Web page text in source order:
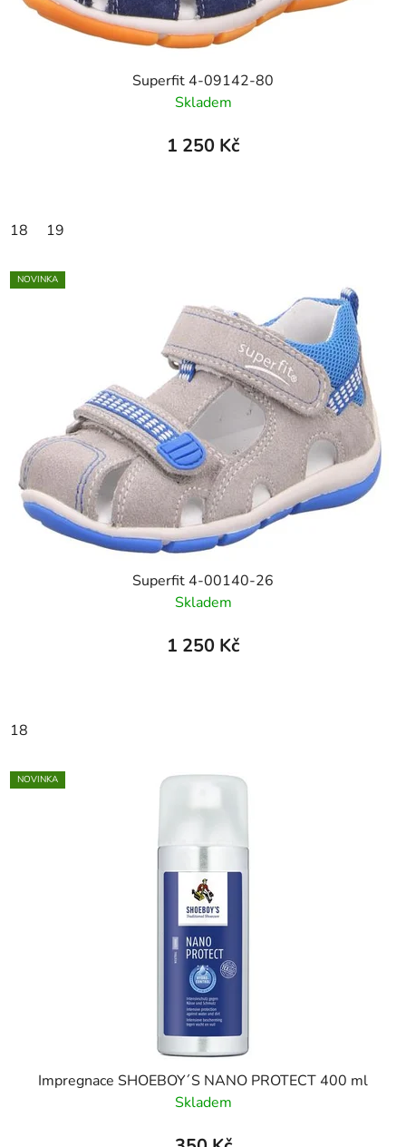
Superfit 4-09142-80
Skladem
1 250 Kč
18 19
NOVINKA
Superfit 4-00140-26
Skladem
1 250 Kč
18
NOVINKA
Impregnace SHOEBOY´S NANO PROTECT 400 ml
Skladem